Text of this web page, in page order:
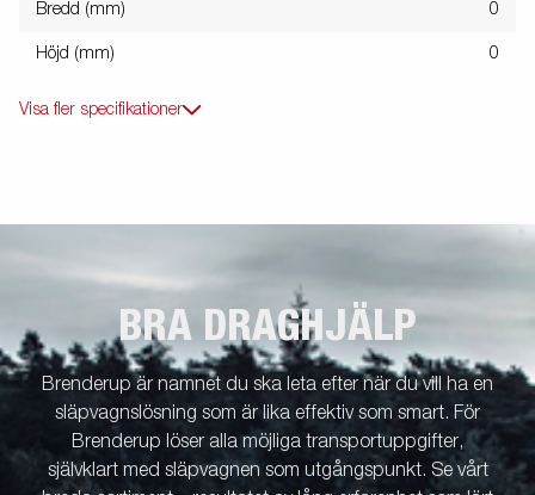
Bredd (mm) 0
Höjd (mm) 0
Visa fler specifikationer
BRA DRAGHJÄLP
Brenderup är namnet du ska leta efter när du vill ha en
släpvagnslösning som är lika effektiv som smart. För
Brenderup löser alla möjliga transportuppgifter,
självklart med släpvagnen som utgångspunkt. Se vårt